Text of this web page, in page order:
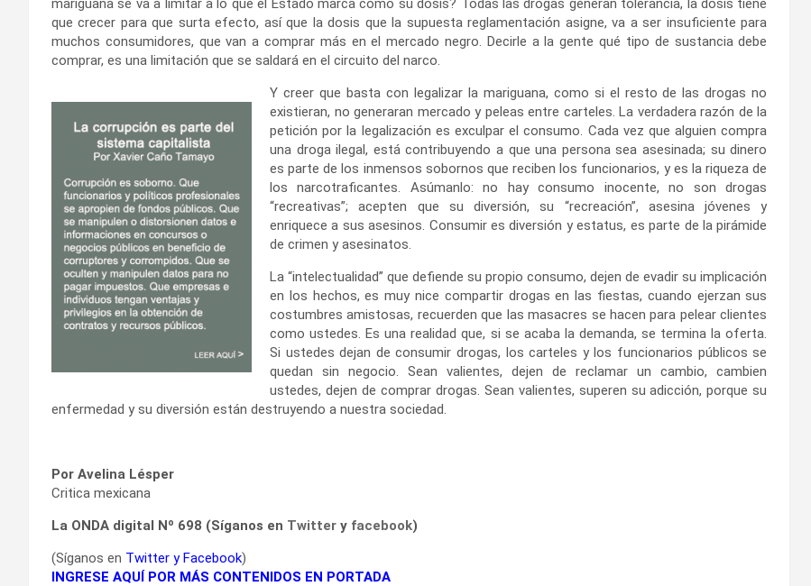
que crecer para que surta efecto, así que la dosis que la supuesta reglamentación asigne, va a ser insuficiente para
muchos consumidores, que van a comprar más en el mercado negro. Decirle a la gente qué tipo de sustancia debe
comprar, es una limitación que se saldará en el circuito del narco.
Y creer que basta con legalizar la mariguana, como si el resto de las drogas no
existieran, no generaran mercado y peleas entre carteles. La verdadera razón de la
petición por la legalización es exculpar el consumo. Cada vez que alguien compra
una droga ilegal, está contribuyendo a que una persona sea asesinada; su dinero
es parte de los inmensos sobornos que reciben los funcionarios, y es la riqueza de
los narcotraficantes. Asúmanlo: no hay consumo inocente, no son drogas
“recreativas”; acepten que su diversión, su “recreación”, asesina jóvenes y
enriquece a sus asesinos. Consumir es diversión y estatus, es parte de la pirámide
de crimen y asesinatos.
La “intelectualidad” que defiende su propio consumo, dejen de evadir su implicación
en los hechos, es muy nice compartir drogas en las fiestas, cuando ejerzan sus
costumbres amistosas, recuerden que las masacres se hacen para pelear clientes
como ustedes. Es una realidad que, si se acaba la demanda, se termina la oferta.
Si ustedes dejan de consumir drogas, los carteles y los funcionarios públicos se
quedan sin negocio. Sean valientes, dejen de reclamar un cambio, cambien
ustedes, dejen de comprar drogas. Sean valientes, superen su adicción, porque su
enfermedad y su diversión están destruyendo a nuestra sociedad.
Por Avelina Lésper
Critica mexicana
La ONDA digital Nº 698 (Síganos en Twitter y facebook)
(Síganos en Twitter yFacebook)
INGRESE AQUÍ POR MÁS CONTENIDOS EN PORTADA